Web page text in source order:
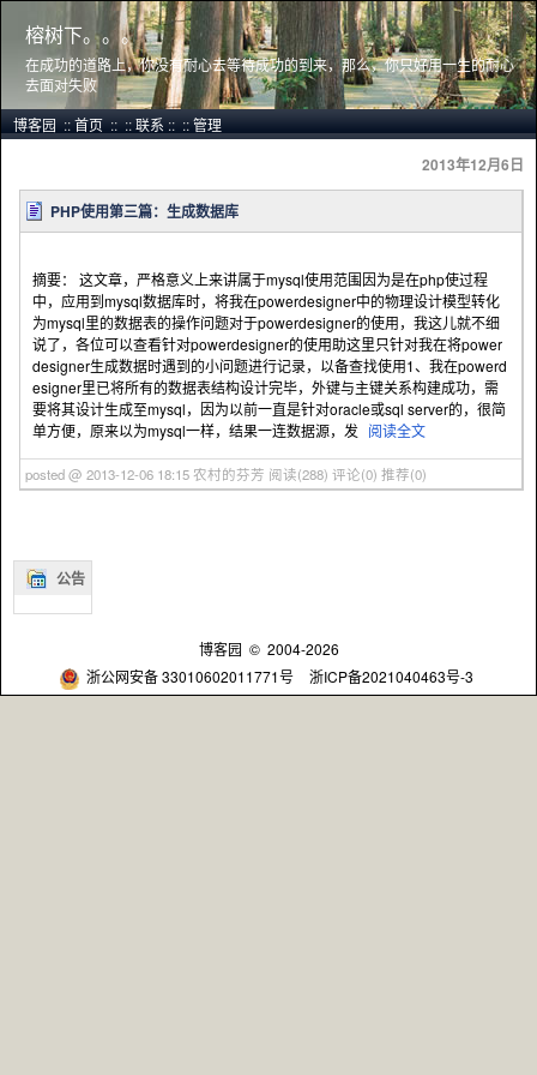
榕树下。。。
在成功的道路上，你没有耐心去等待成功的到来，那么，你只好用一生的耐心
去面对失败
博客园::首页::::联系::::管理
公告
2013年12月6日
PHP使用第三篇：生成数据库
摘要： 这文章，严格意义上来讲属于mysql使用范围因为是在php使过程
中，应用到mysql数据库时，将我在powerdesigner中的物理设计模型转化
为mysql里的数据表的操作问题对于powerdesigner的使用，我这儿就不细
说了，各位可以查看针对powerdesigner的使用助这里只针对我在将power
designer生成数据时遇到的小问题进行记录，以备查找使用1、我在powerd
esigner里已将所有的数据表结构设计完毕，外键与主键关系构建成功，需
要将其设计生成至mysql，因为以前一直是针对oracle或sql server的，很简
单方便，原来以为mysql一样，结果一连数据源，发 阅读全文
posted @ 2013-12-06 18:15 农村的芬芳 阅读(288) 评论(0) 推荐(0)
博客园 © 2004-2026
浙公网安备 33010602011771号
浙ICP备2021040463号-3